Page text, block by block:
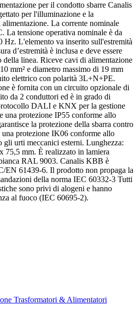
per il condotto sbarre Canalis
per l'illuminazione e la
La corrente nominale
La tensione operativa nominale è da
L'elemento va inserito sull'estremità
d’estremità è inclusa e deve essere
della linea. Riceve cavi di alimentazione
mm² e diametro massimo di 19 mm
elettrico con polarità 3L+N+PE.
è fornita con un circuito opzionale di
da 2 conduttori ed è in grado di
DALI e KNX per la gestione
una protezione IP55 conforme allo
la protezione della sbarra contro
protezione IK06 conforme allo
gli urti meccanici esterni. Lunghezza:
75,5 mm. È realizzato in lamiera
RAL 9003. Canalis KBB è
EN 61439-6. Il prodotto non propaga la
della norma IEC 60332-3 Tutti
sono privi di alogeni e hanno
al fuoco (IEC 60695-2).
Trasformatori & Alimentatori